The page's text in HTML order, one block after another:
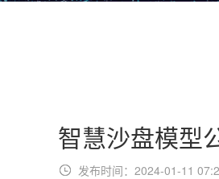
智慧沙盘模型
发布时间：2024-01-11